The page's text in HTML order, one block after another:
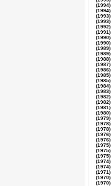
(1994)
(1994)
(1993)
(1993)
(1992)
(1991)
(1990)
(1990)
(1989)
(1989)
(1988)
(1987)
(1986)
(1985)
(1985)
(1984)
(1983)
(1982)
(1982)
(1981)
(1980)
(1979)
(1978)
(1978)
(1976)
(1976)
(1975)
(1975)
(1975)
(1974)
(1974)
(1971)
(1970)
(1970)